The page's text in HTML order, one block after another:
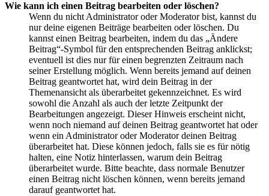
Wie kann ich einen Beitrag bearbeiten oder löschen?
Wenn du nicht Administrator oder Moderator bist, kannst du
nur deine eigenen Beiträge bearbeiten oder löschen. Du
kannst einen Beitrag bearbeiten, indem du das „Ändere
Beitrag“-Symbol für den entsprechenden Beitrag anklickst;
eventuell ist dies nur für einen begrenzten Zeitraum nach
seiner Erstellung möglich. Wenn bereits jemand auf deinen
Beitrag geantwortet hat, wird dein Beitrag in der
Themenansicht als überarbeitet gekennzeichnet. Es wird
sowohl die Anzahl als auch der letzte Zeitpunkt der
Bearbeitungen angezeigt. Dieser Hinweis erscheint nicht,
wenn noch niemand auf deinen Beitrag geantwortet hat oder
wenn ein Administrator oder Moderator deinen Beitrag
überarbeitet hat. Diese können jedoch, falls sie es für nötig
halten, eine Notiz hinterlassen, warum dein Beitrag
überarbeitet wurde. Bitte beachte, dass normale Benutzer
einen Beitrag nicht löschen können, wenn bereits jemand
darauf geantwortet hat.